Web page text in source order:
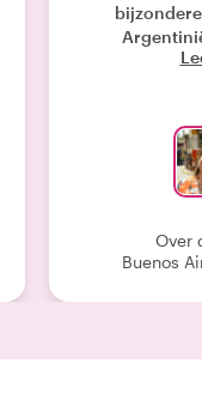
Over
Buenos